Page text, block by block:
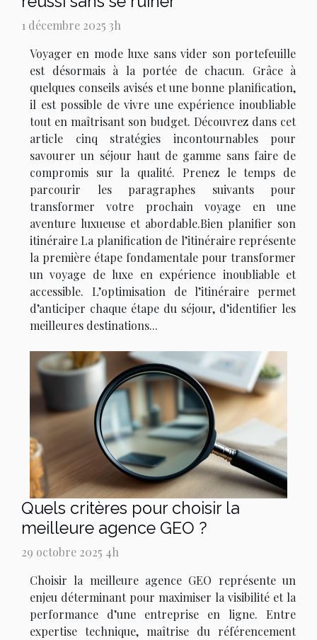
1 décembre 2025 3h
Voyager en mode luxe sans vider son portefeuille
est désormais à la portée de chacun. Grâce à
quelques conseils avisés et une bonne planification,
il est possible de vivre une expérience inoubliable
tout en maîtrisant son budget. Découvrez dans cet
article cinq stratégies incontournables pour
savourer un séjour haut de gamme sans faire de
compromis sur la qualité. Prenez le temps de
parcourir les paragraphes suivants pour
transformer votre prochain voyage en une
aventure luxueuse et abordable.Bien planifier son
itinéraire La planification de l’itinéraire représente
la première étape fondamentale pour transformer
un voyage de luxe en expérience inoubliable et
accessible. L’optimisation de l’itinéraire permet
d’anticiper chaque étape du séjour, d’identifier les
meilleures destinations...
Quels critères pour choisir la
meilleure agence GEO ?
29 octobre 2025 4h
Choisir la meilleure agence GEO représente un
enjeu déterminant pour maximiser la visibilité et la
performance d’une entreprise en ligne. Entre
expertise technique, maîtrise du référencement